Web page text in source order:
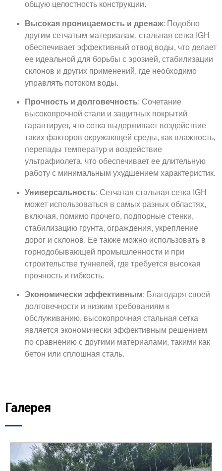
общую целостность конструкции.
Высокая проницаемость и дренаж: Подобно
другим сетчатым материалам, стальная сетка IGH
обеспечивает эффективный отвод воды, что делает
ее идеальной для борьбы с эрозией, стабилизации
склонов и других применений, где необходимо
управлять потоком воды.
Прочность и долговечность: Сочетание
высокопрочной стали и защитных покрытий
гарантирует, что сетка выдерживает воздействие
таких факторов окружающей среды, как влажность,
перепады температур и воздействие
ультрафиолета, что обеспечивает ее длительную
работу с минимальным ухудшением характеристик.
Универсальность: Сетчатая стальная сетка IGH
может использоваться в самых разных областях,
включая, помимо прочего, подпорные стенки,
стабилизацию грунта, ограждения, укрепление
дорог и склонов. Ее также можно использовать в
горнодобывающей промышленности и при
строительстве туннелей, где требуется высокая
прочность и гибкость.
Экономически эффективным: Благодаря своей
долговечности и низким требованиям к
обслуживанию, высокопрочная стальная сетка
является экономически эффективным решением
по сравнению с другими материалами, такими как
бетон или сплошная сталь.
Галерея